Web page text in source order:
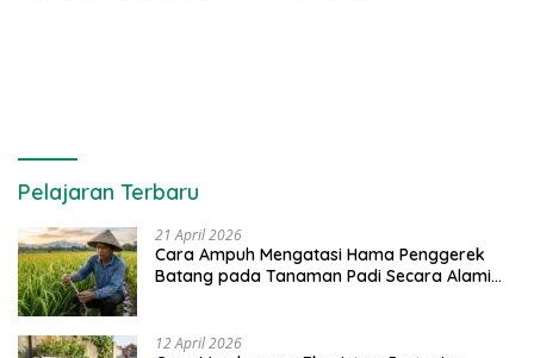
Pelajaran Terbaru
21 April 2026
Cara Ampuh Mengatasi Hama Penggerek
Batang pada Tanaman Padi Secara Alami
12 April 2026